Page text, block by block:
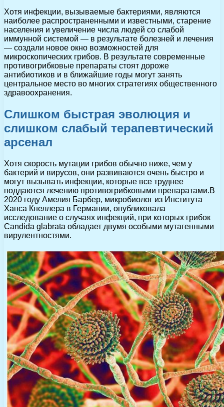
Хотя инфекции, вызываемые бактериями, являются
наиболее распространенными и известными, старение
населения и увеличение числа людей со слабой
иммунной системой — в результате болезней и лечения
— создали новое окно возможностей для
микроскопических грибов. В результате современные
противогрибковые препараты стоят дороже
антибиотиков и в ближайшие годы могут занять
центральное место во многих стратегиях общественного
здравоохранения.
Слишком быстрая эволюция и
слишком слабый терапевтический
арсенал
Хотя скорость мутации грибов обычно ниже, чем у
бактерий и вирусов, они развиваются очень быстро и
могут вызывать инфекции, которые все труднее
поддаются лечению противогрибковыми препаратами.В
2020 году Амелия Барбер, микробиолог из Института
Ханса Кнеллера в Германии, опубликовала
исследование о случаях инфекций, при которых грибок
Candida glabrata обладает двумя особыми мутагенными
вирулентностями.